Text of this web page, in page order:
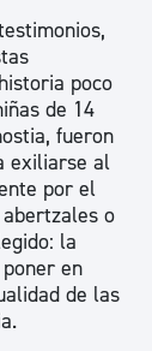
poco
de 14
fueron
exiliarse al
por el
o
la
en
de las